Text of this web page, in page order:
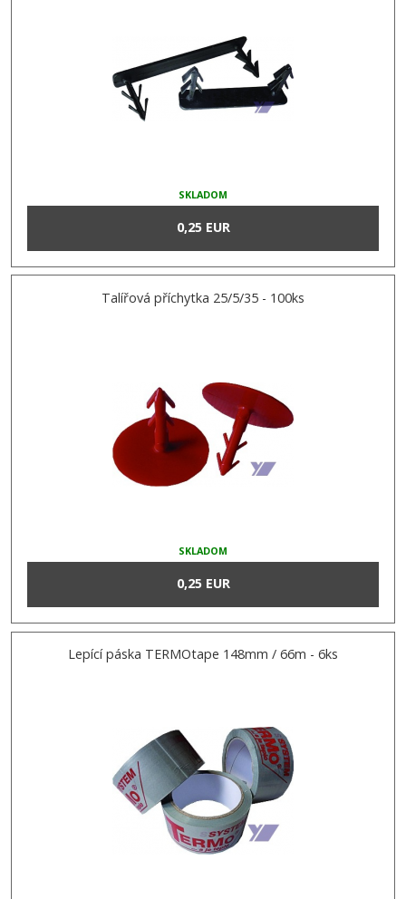
SKLADOM
0,25 EUR
Talířová příchytka 25/5/35 - 100ks
SKLADOM
0,25 EUR
Lepící páska TERMOtape 148mm / 66m - 6ks